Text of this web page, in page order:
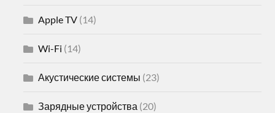
Apple TV (14)
Wi-Fi (14)
Акустические системы (23)
Зарядные устройства (20)